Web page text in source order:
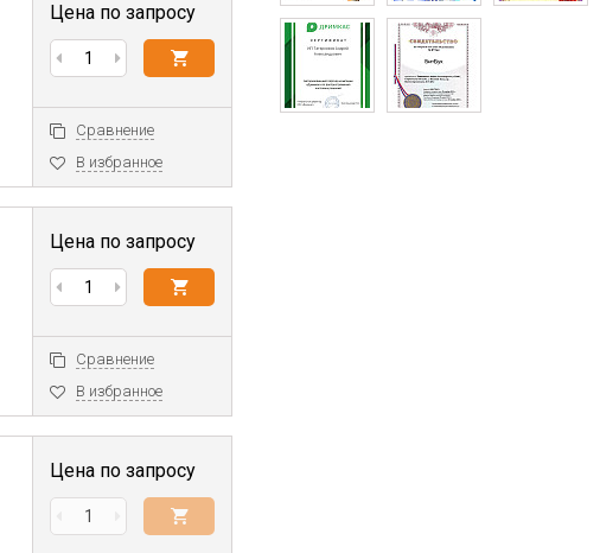
Цена по запросу
Сравнение
В избранное
Цена по запросу
Сравнение
В избранное
Цена по запросу